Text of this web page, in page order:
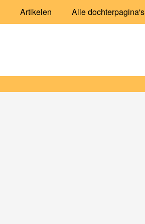
Artikelen Alle dochterpagina's